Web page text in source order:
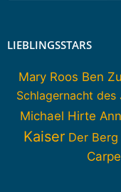
LIEBLINGSSTARS
Mary Roos Ben
Schlagernacht des
Michael Hirte
Kaiser Der